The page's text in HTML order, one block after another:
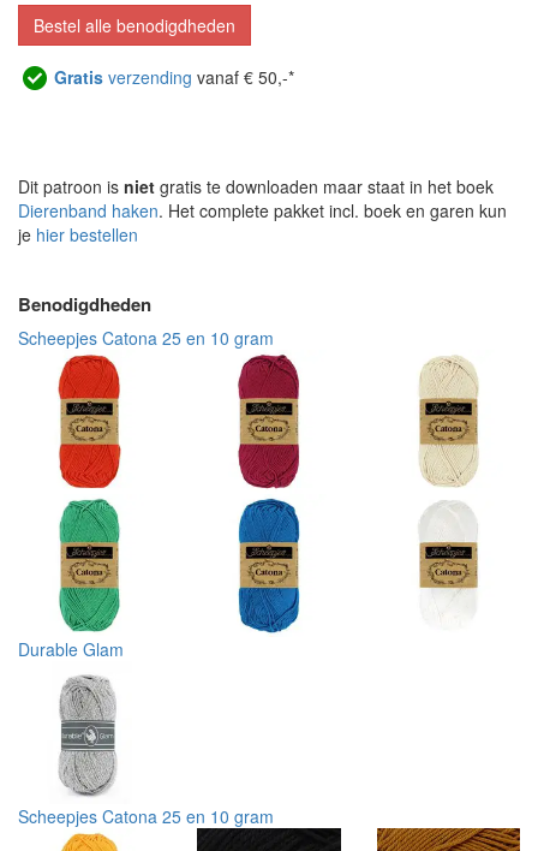
Bestel alle benodigdheden
Gratis verzending vanaf € 50,-*
Dit patroon is niet gratis te downloaden maar staat in het boek
Dierenband haken. Het complete pakket incl. boek en garen kun
je hier bestellen
Benodigdheden
Scheepjes Catona 25 en 10 gram
Durable Glam
Scheepjes Catona 25 en 10 gram